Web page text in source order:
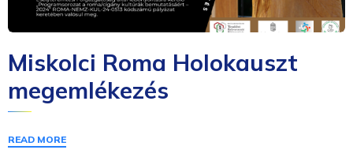
Miskolci Roma Holokauszt
megemlékezés
READ MORE